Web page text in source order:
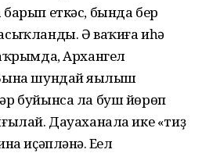
еткәс, бында бер
Ә ваҡиға иһә
Архангел
шундай яңылыш
буйынса ла буш йөрөп
Дауаханала ике «тиҙ
иҫәпләнә. Еңел